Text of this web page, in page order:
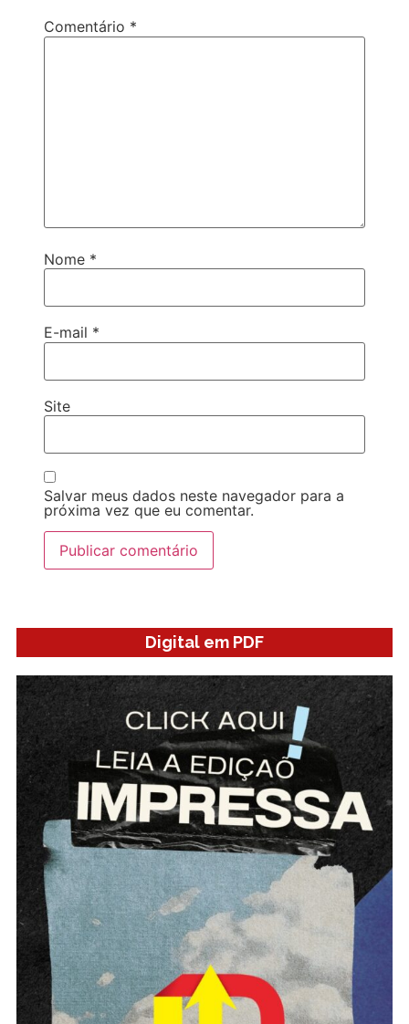
Comentário *
Nome *
E-mail *
Site
Salvar meus dados neste navegador para a
próxima vez que eu comentar.
Digital em PDF